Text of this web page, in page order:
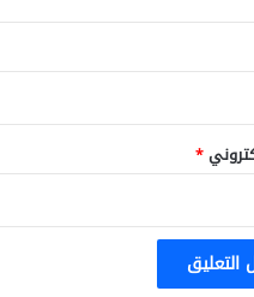
*